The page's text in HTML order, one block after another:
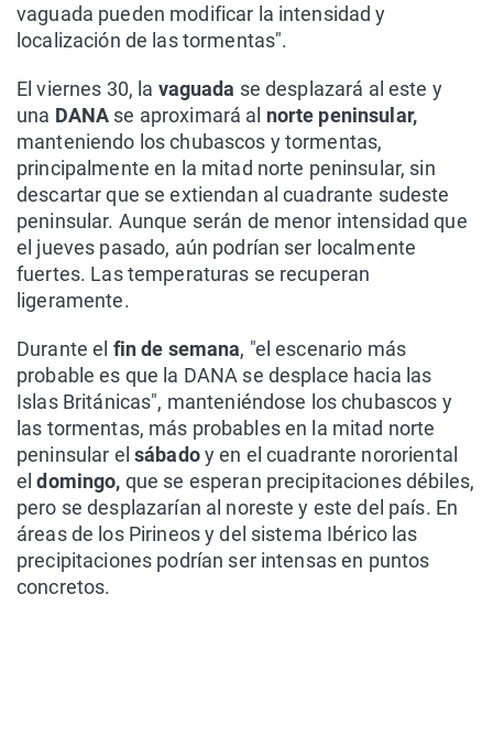
vaguada pueden modificar la intensidad y
localización de las tormentas".
El viernes 30, la vaguada se desplazará al este y
una DANA se aproximará al norte peninsular,
manteniendo los chubascos y tormentas,
principalmente en la mitad norte peninsular, sin
descartar que se extiendan al cuadrante sudeste
peninsular. Aunque serán de menor intensidad que
el jueves pasado, aún podrían ser localmente
fuertes. Las temperaturas se recuperan
ligeramente.
Durante el fin de semana, "el escenario más
probable es que la DANA se desplace hacia las
Islas Británicas", manteniéndose los chubascos y
las tormentas, más probables en la mitad norte
peninsular el sábadoy en el cuadrante nororiental
eldomingo, que se esperan precipitaciones débiles,
pero se desplazarían al noreste y este del país. En
áreas de los Pirineos y del sistema Ibérico las
precipitaciones podrían ser intensas en puntos
concretos.